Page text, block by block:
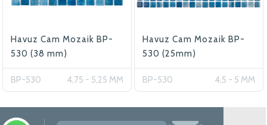
Havuz Cam Mozaik BP-
530 (38 mm)
BP-530 4,75 - 5,25 MM
Havuz Cam Mozaik BP-
530 (25mm)
BP-530 4,5 - 5 MM